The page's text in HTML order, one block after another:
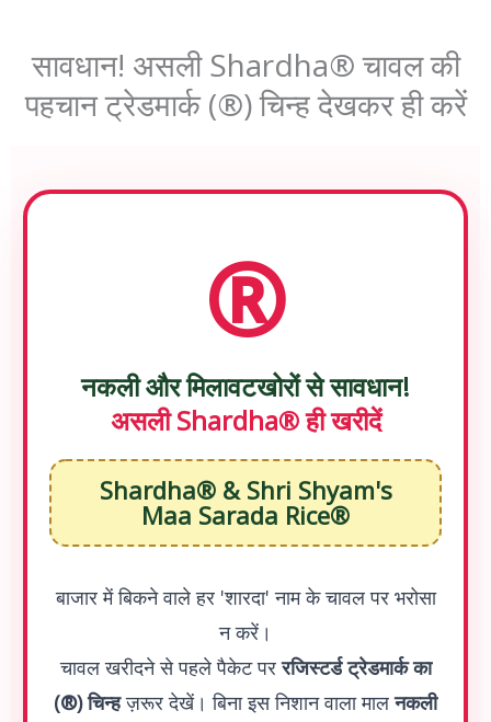
सावधान! असली Shardha® चावल की
पहचान ट्रेडमार्क (®) चिन्ह देखकर ही करें
®
नकली और मिलावटखोरों से सावधान!
असली Shardha® ही खरीदें
Shardha® & Shri Shyam's
Maa Sarada Rice®
बाजार में बिकने वाले हर 'शारदा' नाम के चावल पर भरोसा
न करें।
चावल खरीदने से पहले पैकेट पररजिस्टर्ड ट्रेडमार्क का
(®) चिन्हज़रूर देखें। बिना इस निशान वाला मालनकली